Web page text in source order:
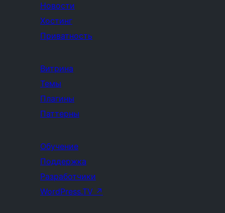
Новости
Хостинг
Приватность
Витрина
Темы
Плагины
Паттерны
Обучение
Поддержка
Разработчики
WordPress.TV ↗